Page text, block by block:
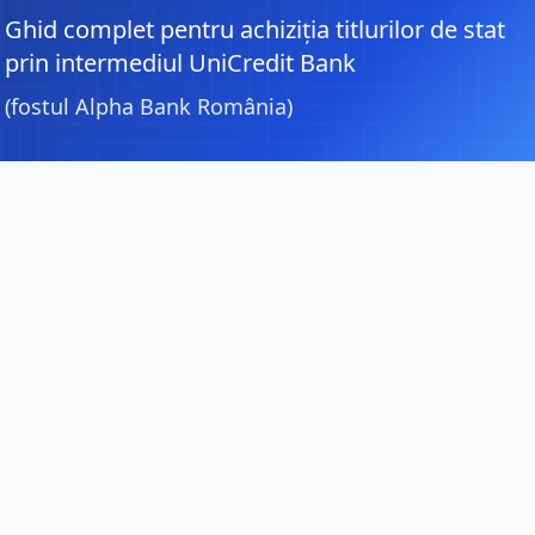
Ghid complet pentru achiziția titlurilor de stat
prin intermediul UniCredit Bank
(fostul Alpha Bank România)